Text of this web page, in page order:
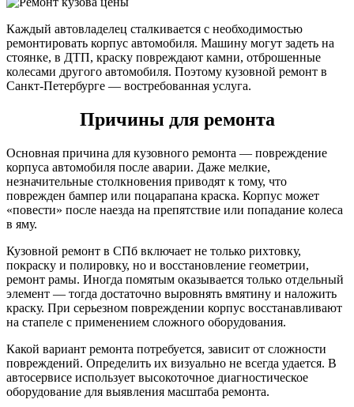
Каждый автовладелец сталкивается с необходимостью
ремонтировать корпус автомобиля. Машину могут задеть на
стоянке, в ДТП, краску повреждают камни, отброшенные
колесами другого автомобиля. Поэтому кузовной ремонт в
Санкт-Петербурге — востребованная услуга.
Причины для ремонта
Основная причина для кузовного ремонта — повреждение
корпуса автомобиля после аварии. Даже мелкие,
незначительные столкновения приводят к тому, что
поврежден бампер или поцарапана краска. Корпус может
«повести» после наезда на препятствие или попадание колеса
в яму.
Кузовной ремонт в СПб включает не только рихтовку,
покраску и полировку, но и восстановление геометрии,
ремонт рамы. Иногда помятым оказывается только отдельный
элемент — тогда достаточно выровнять вмятину и наложить
краску. При серьезном повреждении корпус восстанавливают
на стапеле с применением сложного оборудования.
Какой вариант ремонта потребуется, зависит от сложности
повреждений. Определить их визуально не всегда удается. В
автосервисе использует высокоточное диагностическое
оборудование для выявления масштаба ремонта.